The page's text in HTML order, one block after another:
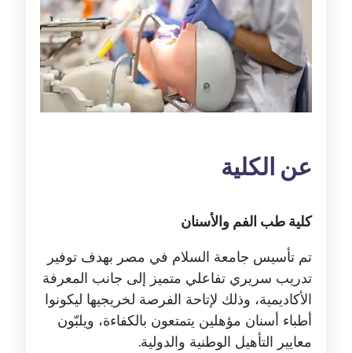
عن الكلية
كلية طب الفم والأسنان
تم تأسيس جامعة السلام في مصر بهدف توفير
تدريب سريري تفاعلي متميز إلى جانب المعرفة
الأكاديمية، وذلك لإتاحة الفرصة لخريجيها ليكونوا
أطباء أسنان مؤهلين يتمتعون بالكفاءة، ويلبّون
معايير التأهيل الوطنية والدولية.